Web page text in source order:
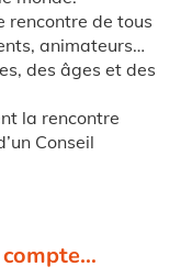
rencontre de tous
animateurs…
des âges et des
la rencontre
Conseil